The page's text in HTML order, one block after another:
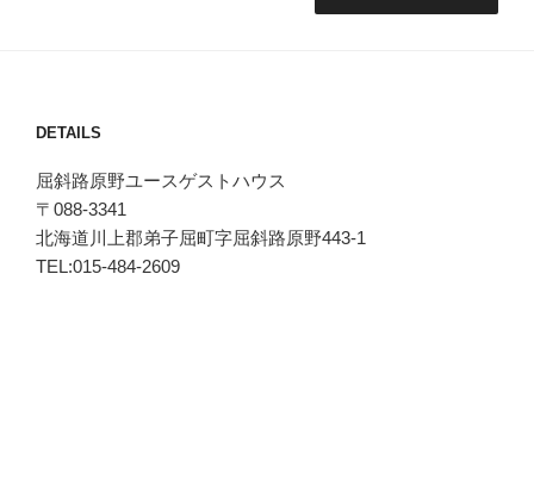
DETAILS
屈斜路原野ユースゲストハウス
〒088-3341
北海道川上郡弟子屈町字屈斜路原野443-1
TEL:015-484-2609